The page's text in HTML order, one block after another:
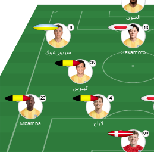
99
4
لاباج
23
Mbamba
39
كيبوس
13
Sakamoto
8
سيدورشوك
العلوي